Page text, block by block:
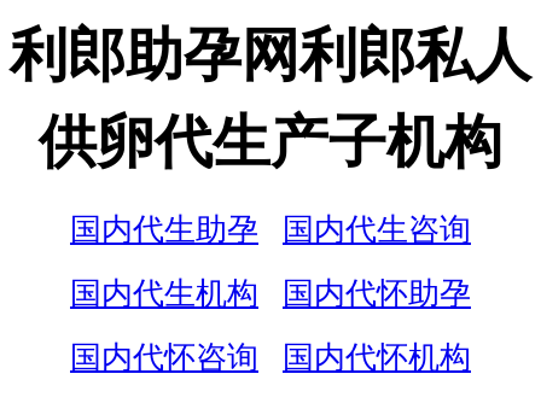
利郎助孕网利郎私人
供卵代生产子机构
国内代生助孕
国内代生咨询
国内代生机构
国内代怀助孕
国内代怀咨询
国内代怀机构